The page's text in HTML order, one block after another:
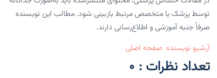
توسط پزشک یا متخصص مرتبط بازبینی شود. مطالب این نویسنده
صرفاً جنبه آموزشی و اطلاع‌رسانی دارند.
آرشیو نویسنده صفحه اصلی
تعداد نظرات : 0